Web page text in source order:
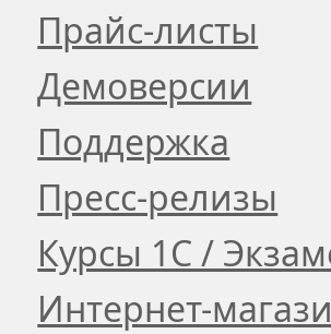
Прайс-листы
Демоверсии
Поддержка
Пресс-релизы
Курсы 1С /
Интернет-